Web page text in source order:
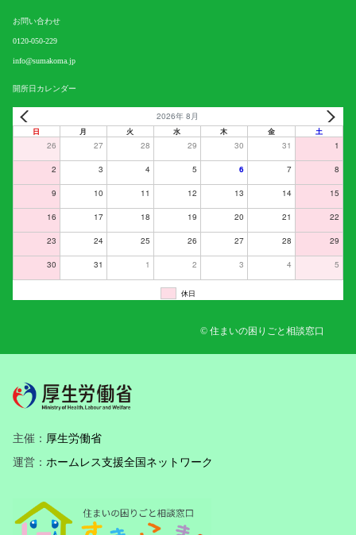
お問い合わせ
0120-050-229
info@sumakoma.jp
開所日カレンダー
2026年 8月
日 月 火 水 木 金 土
26 27 28 29 30 31 1
2 3 4 5 6 7 8
9 10 11 12 13 14 15
16 17 18 19 20 21 22
23 24 25 26 27 28 29
30 31 1 2 3 4 5
休日
© 住まいの困りごと相談窓口
主催： 厚生労働省
運営： ホームレス支援全国ネットワーク